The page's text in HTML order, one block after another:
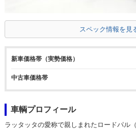
スペック情報を見
新車価格帯（実勢価格）
中古車価格帯
車輌プロフィール
ラッタッタの愛称で親しまれたロードパル